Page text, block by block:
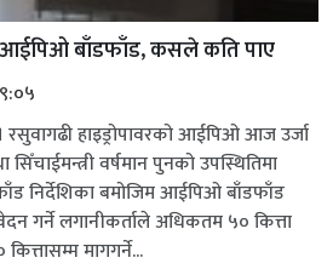
आईपिओ बाँडफाँड, कसले कति पाए
हाइड्रोपावरको आईपिओ आज उर्जा
सिँचाईमन्त्री वर्षमान पुनको उपस्थितिमा
निर्देशिका बमोजिम आईपिओ बाँडफाँड
गर्ने लगानीकर्ताले अधिकतम ५० कित्ता
मागगर्ने...